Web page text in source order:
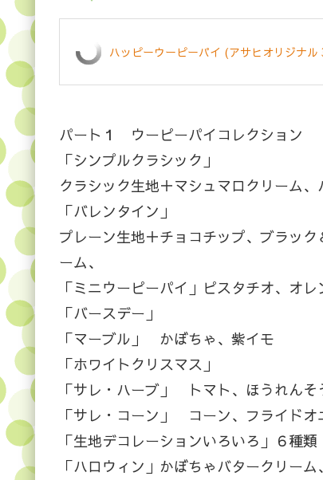
ハッピーウーピーパイ (アサヒオリジナ
パート１ ウーピーパイコレクション
「シンプルクラシック」
クラシック生地＋マシュマロクリーム
「バレンタイン」
プレーン生地＋チョコチップ、ブラッ
ーム、
「ミニウーピーパイ」ピスタチオ、オ
「バースデー」
「マーブル」 かぼちゃ、紫イモ
「ホワイトクリスマス」
「サレ・ハーブ」 トマト、ほうれんそ
「サレ・コーン」 コーン、フライドオ
「生地デコレーションいろいろ」６種類
「ハロウィン」かぼちゃバタークリー